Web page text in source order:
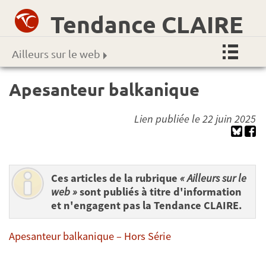
Tendance CLAIRE
Ailleurs sur le web
Apesanteur balkanique
Lien publiée le 22 juin 2025
Ces articles de la rubrique « Ailleurs sur le
web »sont publiés à titre d'information
et n'engagent pas la Tendance CLAIRE.
Apesanteur balkanique – Hors Série